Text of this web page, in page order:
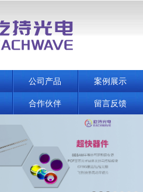
公司产品 案例展示
合作伙伴 留言反馈